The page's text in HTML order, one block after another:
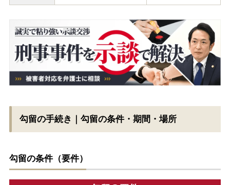
勾留の手続き｜勾留の条件・期間・場所
勾留の条件（要件）